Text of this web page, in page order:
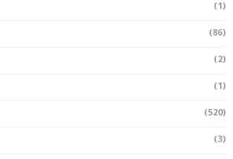
(1)
(86)
(2)
(1)
(520)
(3)